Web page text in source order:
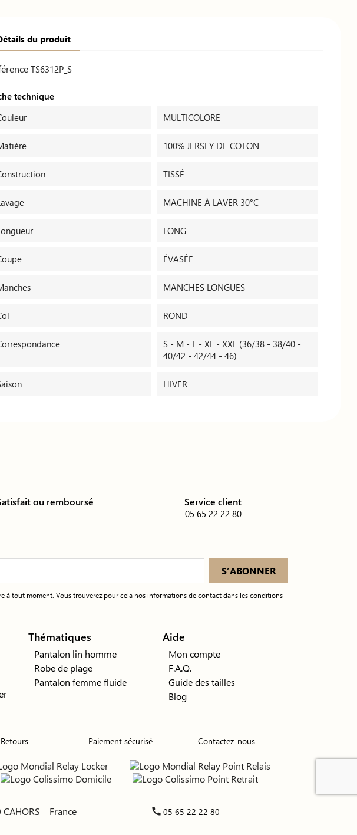
du produit
TS6312P_S
technique
MULTICOLORE
100% JERSEY DE COTON
TISSÉ
MACHINE À LAVER 30°C
LONG
ÉVASÉE
MANCHES LONGUES
ROND
S - M - L - XL - XXL (36/38 - 38/40 -
40/42 - 42/44 - 46)
HIVER
ou remboursé Service client
05 65 22 22 80
à tout moment. Vous trouverez pour cela nos informations de contact dans les conditions
Thématiques
Pantalon lin homme
Robe de plage
Pantalon femme fluide
Aide
Mon compte
F.A.Q.
Guide des tailles
Blog
Retours Paiement sécurisé Contactez-nous
France call 05 65 22 22 80